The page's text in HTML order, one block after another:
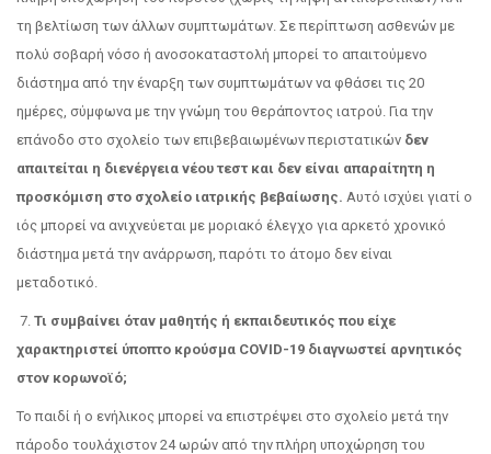
τη βελτίωση των άλλων συμπτωμάτων. Σε περίπτωση ασθενών με
πολύ σοβαρή νόσο ή ανοσοκαταστολή μπορεί το απαιτούμενο
διάστημα από την έναρξη των συμπτωμάτων να φθάσει τις 20
ημέρες, σύμφωνα με την γνώμη του θεράποντος ιατρού. Για την
επάνοδο στο σχολείο των επιβεβαιωμένων περιστατικών δεν
απαιτείται η διενέργεια νέου τεστ και δεν είναι απαραίτητη η
προσκόμιση στο σχολείο ιατρικής βεβαίωσης. Αυτό ισχύει γιατί ο
ιός μπορεί να ανιχνεύεται με μοριακό έλεγχο για αρκετό χρονικό
διάστημα μετά την ανάρρωση, παρότι το άτομο δεν είναι
μεταδοτικό.
7. Τι συμβαίνει όταν μαθητής ή εκπαιδευτικός που είχε
χαρακτηριστεί ύποπτο κρούσμα COVID-19 διαγνωστεί αρνητικός
στον κορωνοϊό;
Το παιδί ή ο ενήλικος μπορεί να επιστρέψει στο σχολείο μετά την
πάροδο τουλάχιστον 24 ωρών από την πλήρη υποχώρηση του